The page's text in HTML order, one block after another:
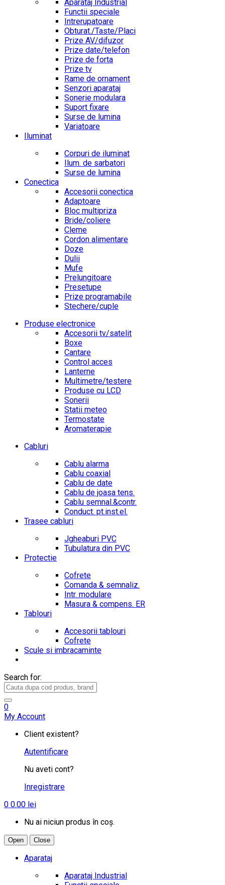
Aparataj Industrial
Functii speciale
Intrerupatoare
Obturat./Taste/Placi
Prize AV/difuzor
Prize date/telefon
Prize de forta
Prize tv
Rame de ornament
Senzori aparataj
Sonerie modulara
Suport fixare
Surse de lumina
Variatoare
Iluminat
Corpuri de iluminat
Ilum. de sarbatori
Surse de lumina
Conectica
Accesorii conectica
Adaptoare
Bloc multipriza
Bride/coliere
Cleme
Cordon alimentare
Doze
Dulii
Mufe
Prelungitoare
Presetupe
Prize programabile
Stechere/cuple
Produse electronice
Accesorii tv/satelit
Boxe
Cantare
Control acces
Lanterne
Multimetre/testere
Produse cu LCD
Sonerii
Statii meteo
Termostate
Aromaterapie
Cabluri
Cablu alarma
Cablu coaxial
Cablu de date
Cablu de joasa tens.
Cablu semnal.&contr.
Conduct. pt.inst.el.
Trasee cabluri
Jgheaburi PVC
Tubulatura din PVC
Protectie
Cofrete
Comanda & semnaliz.
Intr. modulare
Masura & compens. ER
Tablouri
Accesorii tablouri
Cofrete
Scule si imbracaminte
Search for:
0
My Account
Client existent?
Autentificare
Nu aveti cont?
Inregistrare
0 0.00 lei
Nu ai niciun produs în coș.
Open Close
Aparataj
Aparataj Industrial